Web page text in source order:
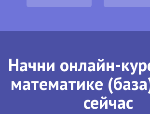
Начни онлайн-
математике
сейчас